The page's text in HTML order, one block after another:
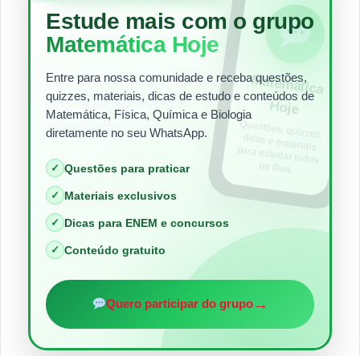
Estude mais com o grupo
Matemática Hoje
Entre para nossa comunidade e receba questões,
quizzes, materiais, dicas de estudo e conteúdos de
Matemática, Física, Química e Biologia
diretamente no seu WhatsApp.
✓ Questões para praticar
✓ Materiais exclusivos
✓ Dicas para ENEM e concursos
✓ Conteúdo gratuito
Quero participar do grupo→
Matem
ática
Hoje
Questões, quizzes,
dicas e materiais
para estudar todos
os dias.